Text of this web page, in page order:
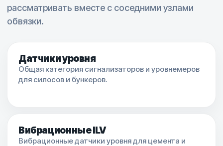
рассматривать вместе с соседними узлами
обвязки.
Датчики уровня
Общая категория сигнализаторов и уровнемеров
для силосов и бункеров.
Вибрационные ILV
Вибрационные датчики уровня для цемента и